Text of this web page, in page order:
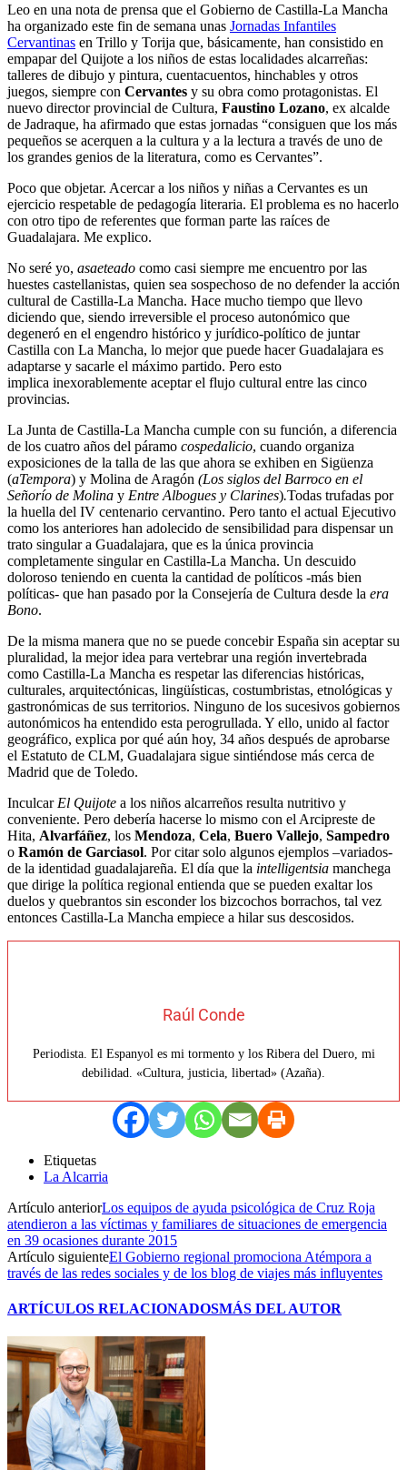
Leo en una nota de prensa que el Gobierno de Castilla-La Mancha
ha organizado este fin de semana unas Jornadas Infantiles
Cervantinas en Trillo y Torija que, básicamente, han consistido en
empapar del Quijote a los niños de estas localidades alcarreñas:
talleres de dibujo y pintura, cuentacuentos, hinchables y otros
juegos, siempre con Cervantes y su obra como protagonistas. El
nuevo director provincial de Cultura, Faustino Lozano, ex alcalde
de Jadraque, ha afirmado que estas jornadas “consiguen que los más
pequeños se acerquen a la cultura y a la lectura a través de uno de
los grandes genios de la literatura, como es Cervantes”.
Poco que objetar. Acercar a los niños y niñas a Cervantes es un
ejercicio respetable de pedagogía literaria. El problema es no hacerlo
con otro tipo de referentes que forman parte las raíces de
Guadalajara. Me explico.
No seré yo, asaeteado como casi siempre me encuentro por las
huestes castellanistas, quien sea sospechoso de no defender la acción
cultural de Castilla-La Mancha. Hace mucho tiempo que llevo
diciendo que, siendo irreversible el proceso autonómico que
degeneró en el engendro histórico y jurídico-político de juntar
Castilla con La Mancha, lo mejor que puede hacer Guadalajara es
adaptarse y sacarle el máximo partido. Pero esto
implica inexorablemente aceptar el flujo cultural entre las cinco
provincias.
La Junta de Castilla-La Mancha cumple con su función, a diferencia
de los cuatro años del páramo cospedalicio, cuando organiza
exposiciones de la talla de las que ahora se exhiben en Sigüenza
(aTempora) y Molina de Aragón (Los siglos del Barroco en el
Señorío de Molina y Entre Albogues y Clarines).Todas trufadas por
la huella del IV centenario cervantino. Pero tanto el actual Ejecutivo
como los anteriores han adolecido de sensibilidad para dispensar un
trato singular a Guadalajara, que es la única provincia
completamente singular en Castilla-La Mancha. Un descuido
doloroso teniendo en cuenta la cantidad de políticos -más bien
políticas- que han pasado por la Consejería de Cultura desde la era
Bono.
De la misma manera que no se puede concebir España sin aceptar su
pluralidad, la mejor idea para vertebrar una región invertebrada
como Castilla-La Mancha es respetar las diferencias históricas,
culturales, arquitectónicas, lingüísticas, costumbristas, etnológicas y
gastronómicas de sus territorios. Ninguno de los sucesivos gobiernos
autonómicos ha entendido esta perogrullada. Y ello, unido al factor
geográfico, explica por qué aún hoy, 34 años después de aprobarse
el Estatuto de CLM, Guadalajara sigue sintiéndose más cerca de
Madrid que de Toledo.
Inculcar El Quijote a los niños alcarreños resulta nutritivo y
conveniente. Pero debería hacerse lo mismo con el Arcipreste de
Hita, Alvarfáñez, los Mendoza, Cela, Buero Vallejo, Sampedro
o Ramón de Garciasol. Por citar solo algunos ejemplos –variados-
de la identidad guadalajareña. El día que la intelligentsia manchega
que dirige la política regional entienda que se pueden exaltar los
duelos y quebrantos sin esconder los bizcochos borrachos, tal vez
entonces Castilla-La Mancha empiece a hilar sus descosidos.
Raúl Conde
Periodista. El Espanyol es mi tormento y los Ribera del Duero, mi
debilidad. «Cultura, justicia, libertad» (Azaña).
Etiquetas
La Alcarria
Artículo anteriorLos equipos de ayuda psicológica de Cruz Roja
atendieron a las víctimas y familiares de situaciones de emergencia
en 39 ocasiones durante 2015
Artículo siguienteEl Gobierno regional promociona Atémpora a
través de las redes sociales y de los blog de viajes más influyentes
ARTÍCULOS RELACIONADOSMÁS DEL AUTOR